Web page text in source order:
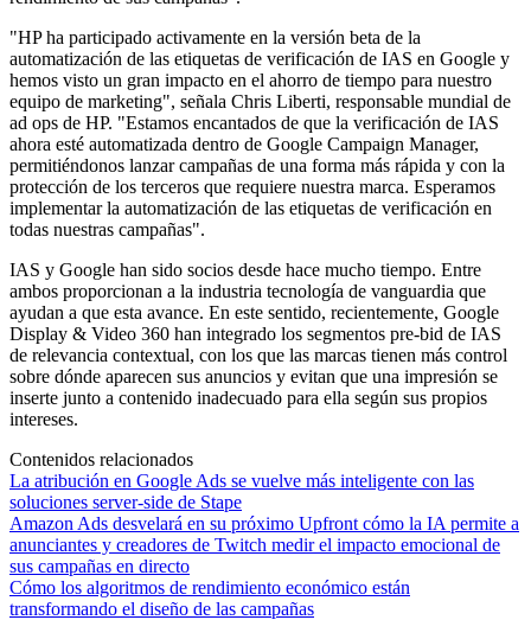
"HP ha participado activamente en la versión beta de la
automatización de las etiquetas de verificación de IAS en Google y
hemos visto un gran impacto en el ahorro de tiempo para nuestro
equipo de marketing", señala Chris Liberti, responsable mundial de
ad ops de HP. "Estamos encantados de que la verificación de IAS
ahora esté automatizada dentro de Google Campaign Manager,
permitiéndonos lanzar campañas de una forma más rápida y con la
protección de los terceros que requiere nuestra marca. Esperamos
implementar la automatización de las etiquetas de verificación en
todas nuestras campañas".
IAS y Google han sido socios desde hace mucho tiempo. Entre
ambos proporcionan a la industria tecnología de vanguardia que
ayudan a que esta avance. En este sentido, recientemente, Google
Display & Video 360 han integrado los segmentos pre-bid de IAS
de relevancia contextual, con los que las marcas tienen más control
sobre dónde aparecen sus anuncios y evitan que una impresión se
inserte junto a contenido inadecuado para ella según sus propios
intereses.
Contenidos relacionados
La atribución en Google Ads se vuelve más inteligente con las
soluciones server-side de Stape
Amazon Ads desvelará en su próximo Upfront cómo la IA permite a
anunciantes y creadores de Twitch medir el impacto emocional de
sus campañas en directo
Cómo los algoritmos de rendimiento económico están
transformando el diseño de las campañas